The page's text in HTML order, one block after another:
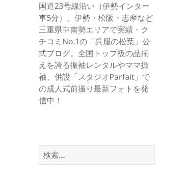
国道23号線沿い（伊勢インター
車5分）、伊勢・松阪・志摩など
三重県中南勢エリアで実績・ク
チコミNo.1の「呉服の松葉」公
式ブログ。全国トップ級の品揃
えを誇る振袖レンタルやママ振
袖、併設「スタジオParfait」で
の成人式前撮り最新フォトを発
信中！
検
索: